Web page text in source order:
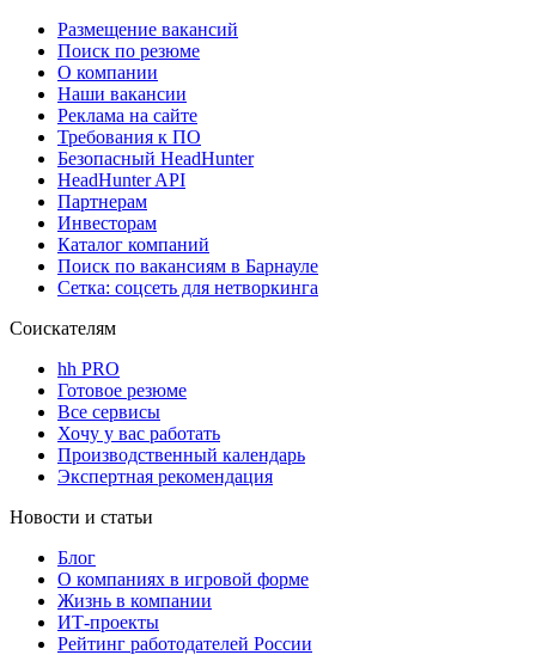
Размещение вакансий
Поиск по резюме
О компании
Наши вакансии
Реклама на сайте
Требования к ПО
Безопасный HeadHunter
HeadHunter API
Партнерам
Инвесторам
Каталог компаний
Поиск по вакансиям в Барнауле
Сетка: соцсеть для нетворкинга
Соискателям
hh PRO
Готовое резюме
Все сервисы
Хочу у вас работать
Производственный календарь
Экспертная рекомендация
Новости и статьи
Блог
О компаниях в игровой форме
Жизнь в компании
ИТ-проекты
Рейтинг работодателей России